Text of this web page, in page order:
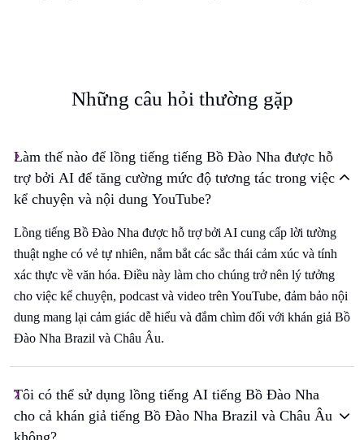
Những câu hỏi thường gặp
Làm thế nào để lồng tiếng tiếng Bồ Đào Nha được hỗ
trợ bởi AI để tăng cường mức độ tương tác trong việc
kể chuyện và nội dung YouTube?
Lồng tiếng Bồ Đào Nha được hỗ trợ bởi AI cung cấp lời tường
thuật nghe có vẻ tự nhiên, nắm bắt các sắc thái cảm xúc và tính
xác thực về văn hóa. Điều này làm cho chúng trở nên lý tưởng
cho việc kể chuyện, podcast và video trên YouTube, đảm bảo nội
dung mang lại cảm giác dễ hiểu và đắm chìm đối với khán giả Bồ
Đào Nha Brazil và Châu Âu.
Tôi có thể sử dụng lồng tiếng AI tiếng Bồ Đào Nha
cho cả khán giả tiếng Bồ Đào Nha Brazil và Châu Âu
không?